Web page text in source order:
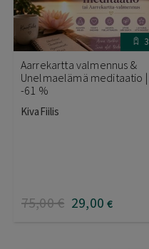
3
Aarrekartta valmennus &
Unelmaelämä meditaatio |
-61 %
KivaFiilis
75,00€ 29,00 €